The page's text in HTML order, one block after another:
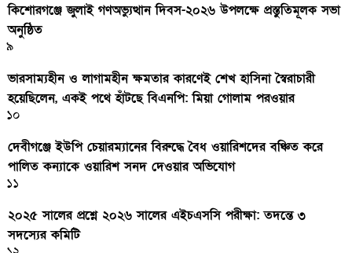
কিশোরগঞ্জে জুলাই গণঅভ্যুত্থান দিবস-২০২৬ উপলক্ষে প্রস্তুতিমূলক সভা
অনুষ্ঠিত
৯
ভারসাম্যহীন ও লাগামহীন ক্ষমতার কারণেই শেখ হাসিনা স্বৈরাচারী
হয়েছিলেন, একই পথে হাঁটছে বিএনপি: মিয়া গোলাম পরওয়ার
১০
দেবীগঞ্জে ইউপি চেয়ারম্যানের বিরুদ্ধে বৈধ ওয়ারিশদের বঞ্চিত করে
পালিত কন্যাকে ওয়ারিশ সনদ দেওয়ার অভিযোগ
১১
২০২৫ সালের প্রশ্নে ২০২৬ সালের এইচএসসি পরীক্ষা: তদন্তে ৩
সদস্যের কমিটি